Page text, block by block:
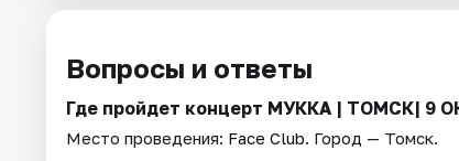
Вопросы и ответы
Где пройдет концерт МУККА | ТОМСК| 9
Место проведения: Face Club. Город — Томск.